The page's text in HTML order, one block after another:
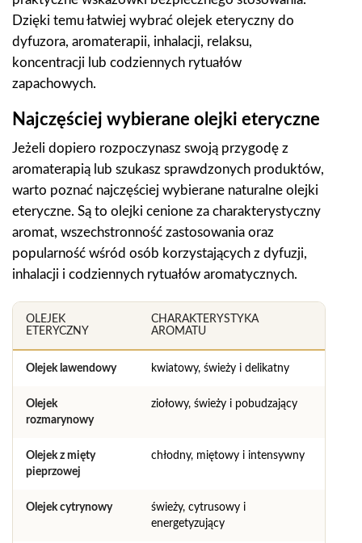
Dzięki temu łatwiej wybrać olejek eteryczny do
dyfuzora, aromaterapii, inhalacji, relaksu,
koncentracji lub codziennych rytuałów
zapachowych.
Najczęściej wybierane olejki eteryczne
Jeżeli dopiero rozpoczynasz swoją przygodę z
aromaterapią lub szukasz sprawdzonych produktów,
warto poznać najczęściej wybierane naturalne olejki
eteryczne. Są to olejki cenione za charakterystyczny
aromat, wszechstronność zastosowania oraz
popularność wśród osób korzystających z dyfuzji,
inhalacji i codziennych rytuałów aromatycznych.
OLEJEK
ETERYCZNY
CHARAKTERYSTYKA
AROMATU
Olejek lawendowy kwiatowy, świeży i delikatny
Olejek
rozmarynowy
ziołowy, świeży i pobudzający
Olejek z mięty
pieprzowej
chłodny, miętowy i intensywny
Olejek cytrynowy
świeży, cytrusowy i
energetyzujący